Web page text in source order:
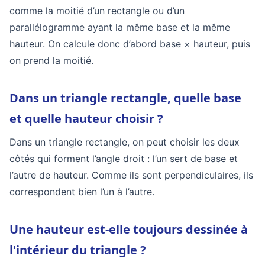
comme la moitié d’un rectangle ou d’un
parallélogramme ayant la même base et la même
hauteur. On calcule donc d’abord base × hauteur, puis
on prend la moitié.
Dans un triangle rectangle, quelle base
et quelle hauteur choisir ?
Dans un triangle rectangle, on peut choisir les deux
côtés qui forment l’angle droit : l’un sert de base et
l’autre de hauteur. Comme ils sont perpendiculaires, ils
correspondent bien l’un à l’autre.
Une hauteur est-elle toujours dessinée à
l'intérieur du triangle ?